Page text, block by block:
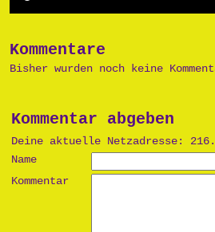
Kommentare
Bisher wurden noch keine
Kommentar abgeben
Deine aktuelle Netzadresse:
Name
Kommentar